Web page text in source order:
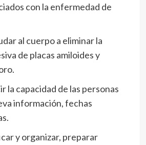
con la enfermedad de
al cuerpo a eliminar la
de placas amiloides y
la capacidad de las personas
información, fechas
y organizar, preparar